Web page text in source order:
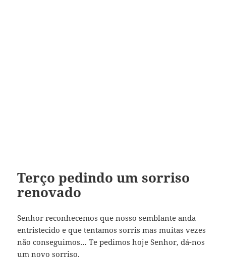
Terço pedindo um sorriso
renovado
Senhor reconhecemos que nosso semblante anda
entristecido e que tentamos sorris mas muitas vezes
não conseguimos… Te pedimos hoje Senhor, dá-nos
um novo sorriso.